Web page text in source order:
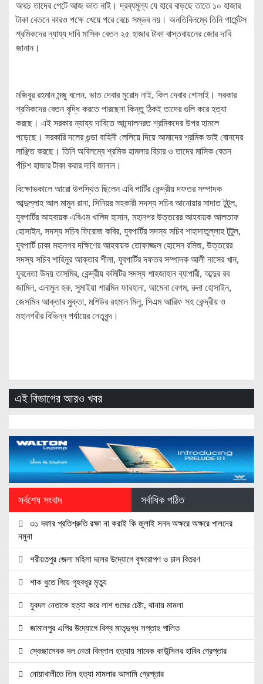
অথচ তাদের পেটে আজ ভাত নাই। দ্রব্যমূল্য যে হারে বাড়ছে তাতে ১০ হাজার
টাকা বেতনে কারও পক্ষে খেয়ে পরে বেচে সম্ভব নয়। অনতিবিলম্বে তিনি গার্মেন্টস
শ্রমিকদের ন্যায্য দাবি মাসিক বেতন ২৫ হাজার টাকা বাস্তবায়নের জোর দাবি
জানান।
মজিবুর রহমান মন্জু বলেন, ভাত দেবার মুরোদ নাই, কিল দেবার গোসাই। সরকার
শ্রমিকদের বেতন বৃদ্ধি করতে পারছেনা কিন্তু ঠিকই তাদের গুলি করে হত্যা
করছে। এই সরকার ন্যায্য দাবিতে আন্দোলনরত শ্রমিকদের উপর হামলে
পড়েছে। সরকারি দলের গুন্ডা বাহিনী লেলিয়ে দিয়ে আমাদের শ্রমিক ভাই বোনদের
লাঞ্ছিত করছে। তিনি অবিলম্বে শ্রমিক হামলার বিচার ও তাদের মাসিক বেতন
পঁচিশ হাজার টাকা করার দাবি জানান।
বিক্ষোভকালে আরো উপস্থিত ছিলেন এবি পার্টির কেন্দ্রীয় দফতর সম্পাদক
আব্দুল্লাহ আল মামুন রানা, সিনিয়র সহকারী সদস্য সচিব আনোয়ার সাদাত টুটুল,
যুবপার্টির আহবায়ক এবিএম খালিদ হাসান, মহানগর উত্তরের আহবায়ক আলতাফ
হোসাইন, সদস্য সচিব ফিরোজ কবির, যুবপার্টির সদস্য সচিব শাহাদাতুল্লাহ টুটুল,
যুবপার্টি ঢাকা মহানগর দক্ষিণের আহবায়ক তোফাজ্জল হোসেন রমিজ, উত্তরের
সদস্য সচিব শাহিনুর আক্তার শীলা, যুবপার্টির দফতর সম্পাদক আলী নাসের খান,
যুবনেতা উদয় তাসমির, কেন্দ্রীয় কমিটির সদস্য শাহজাহান ব্যাপারী, আব্দুর রব
জামিল, এনামুল হক, সুমাইয়া শারমিন ফারহানা, আমেনা বেগম, রুনা হোসাইন,
জেসমিন আক্তার মুক্তা, মশিউর রহমান মিলু, সিএম আরিফ সহ কেন্দ্রীয় ও
মহানগরীর বিভিন্ন পর্যায়ের নেতৃবৃন্দ।
এই বিভাগের আরও খবর
সর্বশেষ সংবাদ সর্বাধিক পঠিত
৩১ দফার প্রতিশ্রুতি রক্ষা না করাই কি জুলাই সনদ অক্ষরে অক্ষরে পালনের
নমুনা
শরীয়তপুর জেলা মহিলা দলের উদ্যোগে বৃক্ষরোপণ ও চাল বিতরণ
শাক ধুতে গিয়ে গৃহবধূর মৃত্যু
যুবদল নেতাকে হত্যা করে লাশ গুমের চেষ্টা, থানায় মামলা
জামালপুর এপির উদ্যোগে বিশ্ব মাতৃদুগ্ধ সপ্তাহ পালিত
স্বেচ্ছাসেবক দল নেতা বিল্লাল হত্যায় সাবেক কাউন্সিলর হাবিব গ্রেপ্তার
নোয়াখালীতে তিন হত্যা মামলার আসামি গ্রেপ্তার